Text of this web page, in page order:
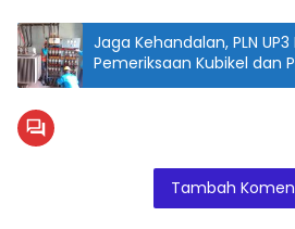
Jaga Kehandalan, PLN
Pemeriksaan Kubikel dan
Pemanas
Tambah